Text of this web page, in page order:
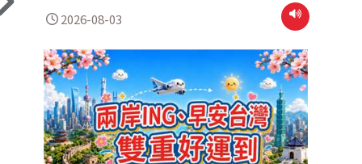
2026-08-03